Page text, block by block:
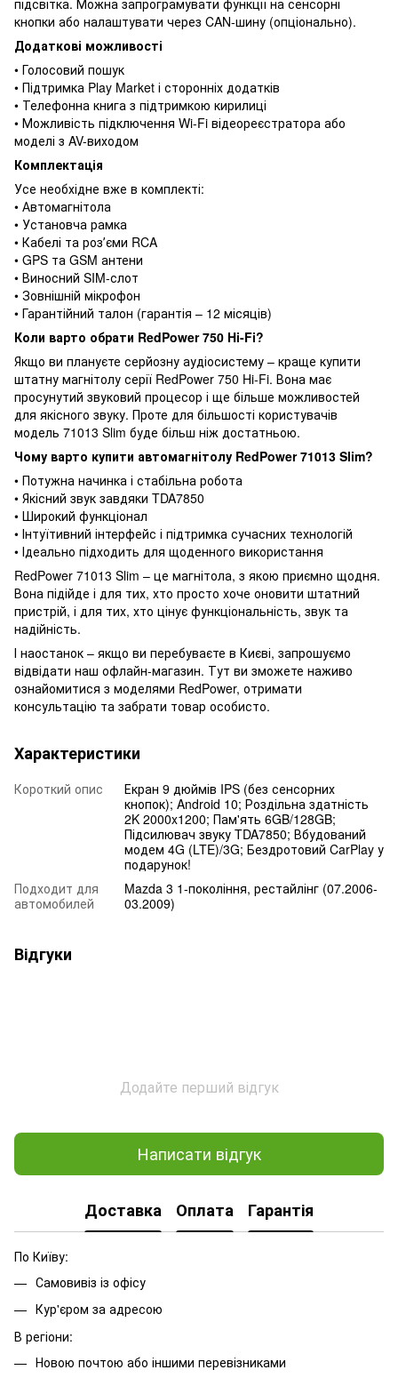
кнопки або налаштувати через CAN-шину (опціонально).
Додаткові можливості
• Голосовий пошук
• Підтримка Play Market і сторонніх додатків
• Телефонна книга з підтримкою кирилиці
• Можливість підключення Wi-Fi відеореєстратора або
моделі з AV-виходом
Комплектація
Усе необхідне вже в комплекті:
• Автомагнітола
• Установча рамка
• Кабелі та розʼєми RCA
• GPS та GSM антени
• Виносний SIM-слот
• Зовнішній мікрофон
• Гарантійний талон (гарантія – 12 місяців)
Коли варто обрати RedPower 750 Hi-Fi?
Якщо ви плануєте серйозну аудіосистему – краще купити
штатну магнітолу серії RedPower 750 Hi-Fi. Вона має
просунутий звуковий процесор і ще більше можливостей
для якісного звуку. Проте для більшості користувачів
модель 71013 Slim буде більш ніж достатньою.
Чому варто купити автомагнітолу RedPower 71013 Slim?
• Потужна начинка і стабільна робота
• Якісний звук завдяки TDA7850
• Широкий функціонал
• Інтуїтивний інтерфейс і підтримка сучасних технологій
• Ідеально підходить для щоденного використання
RedPower 71013 Slim – це магнітола, з якою приємно щодня.
Вона підійде і для тих, хто просто хоче оновити штатний
пристрій, і для тих, хто цінує функціональність, звук та
надійність.
І наостанок – якщо ви перебуваєте в Києві, запрошуємо
відвідати наш офлайн-магазин. Тут ви зможете наживо
ознайомитися з моделями RedPower, отримати
консультацію та забрати товар особисто.
Характеристики
Короткий опис
Екран 9 дюймів IPS (без сенсорних
кнопок); Android 10; Роздільна здатність
2K 2000x1200; Пам'ять 6GB/128GB;
Підсилювач звуку TDA7850; Вбудований
модем 4G (LTE)/3G; Бездротовий CarPlay у
подарунок!
Подходит для
автомобилей
Mazda 3 1-покоління, рестайлінг (07.2006-
03.2009)
Відгуки
Додайте перший відгук
Написати відгук
Доставка Оплата Гарантія
По Київу:
Самовивіз із офісу
Кур'єром за адресою
В регіони:
Новою почтою або іншими перевізниками